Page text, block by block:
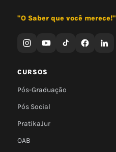
"O Saber que você merece!"
CURSOS
Pós-Graduação
Pós Social
PratikaJur
OAB